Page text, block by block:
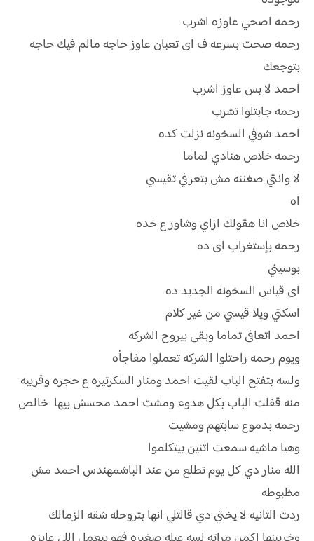
رحمه اصحي عاوزه اشرب
رحمه صحت بسرعه ف اى تعبان عاوز حاجه مالم فيك حاجه
بتوجعك
احمد لا بس عاوز اشرب
رحمه جابتلوا تشرب
احمد شوفي السخونه نزلت كده
رحمه خلاص هنادي لماما
لا وانتي صغننه مش بتعرفي تقيسي
اه
خلاص انا هقولك ازاي وشاور ع خده
رحمه بإستغراب اى ده
بوسيني
اى قياس السخونه الجديد ده
اسكتي ويلا قيسي من غير كلام
احمد اتعافى تماما وبقى بيروح الشركه
ويوم رحمه راحتلوا الشركه تعملوا مفاجأه
ولسه بتفتح الباب لقيت احمد ومنار السكرتيره ع حجره وقريبه
منه قفلت الباب بكل هدوء ومشت احمد محسش بيها خالص
رحمه بدموع سابتهم ومشيت
وهيا ماشيه سمعت اتنين بيتكلموا
الله منار دي كل يوم تطلع من عند الباشمهندس احمد مش
مظبوطه
ردت التانيه لا يختي دي قالتلي انها بتروحله شقه الزمالك